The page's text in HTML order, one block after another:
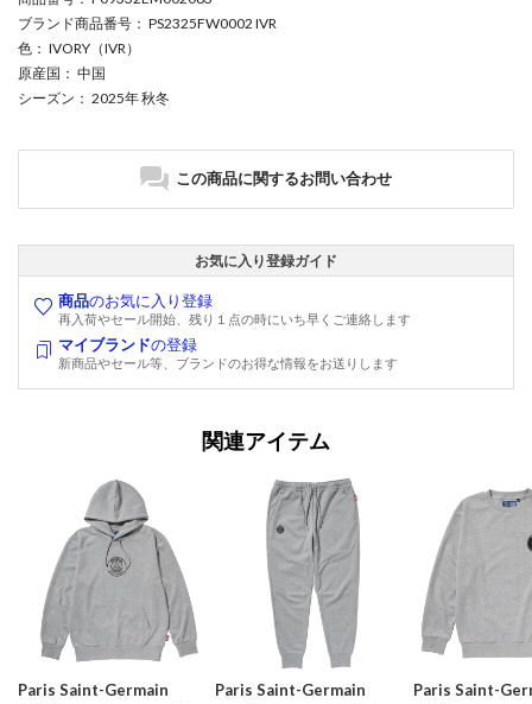
ブランド商品番号 ： PS2325FW0002 IVR
色 ： IVORY（IVR）
原産国 ： 中国
シーズン ： 2025年 秋冬
この商品に関するお問い合わせ
お気に入り登録ガイド
商品のお気に入り登録
再入荷やセール開始、残り１点の時にいち早くご連絡します
マイブランドの登録
新商品やセール等、ブランドのお得な情報をお送りします
関連アイテム
Paris Saint-Germain Paris Saint-Germain Paris Saint-